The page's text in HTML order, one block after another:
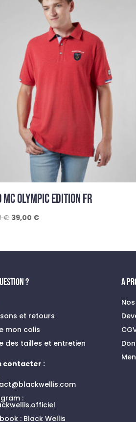
MC OLYMPIC EDITION FR
€ Le
était :
39,00 €Le
est :
?
et retours
mon colis
des tailles et entretien
contacter :
:
: Black Wellis
A